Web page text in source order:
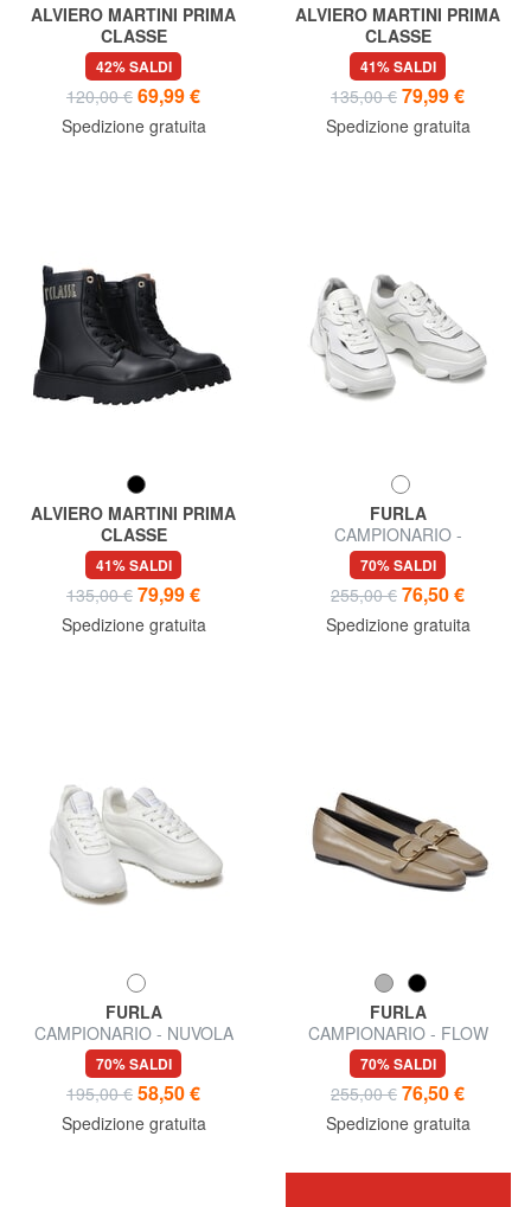
ALVIERO MARTINI PRIMA
CLASSE
GEO Sneakers alte
42% SALDI
120,00 € 69,99 €
Spedizione gratuita
ALVIERO MARTINI PRIMA
CLASSE
GEO Stivali alti
41% SALDI
135,00 € 79,99 €
Spedizione gratuita
ALVIERO MARTINI PRIMA
CLASSE
GEO Anfibi
41% SALDI
135,00 € 79,99 €
Spedizione gratuita
FURLA
CAMPIONARIO -
WONDERLACE UP Sneakers
Donna
70% SALDI
255,00 € 76,50 €
Spedizione gratuita
FURLA
CAMPIONARIO - NUVOLA
Sneakers in pelle
70% SALDI
195,00 € 58,50 €
Spedizione gratuita
FURLA
CAMPIONARIO - FLOW
Ballerine
70% SALDI
255,00 € 76,50 €
Spedizione gratuita